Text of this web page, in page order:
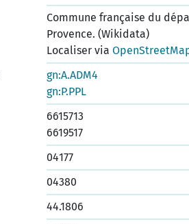
Commune française du
Provence. (Wikidata)
Localiser via
gn:A.ADM4
gn:P.PPL
6615713
6619517
04177
04380
44.1806